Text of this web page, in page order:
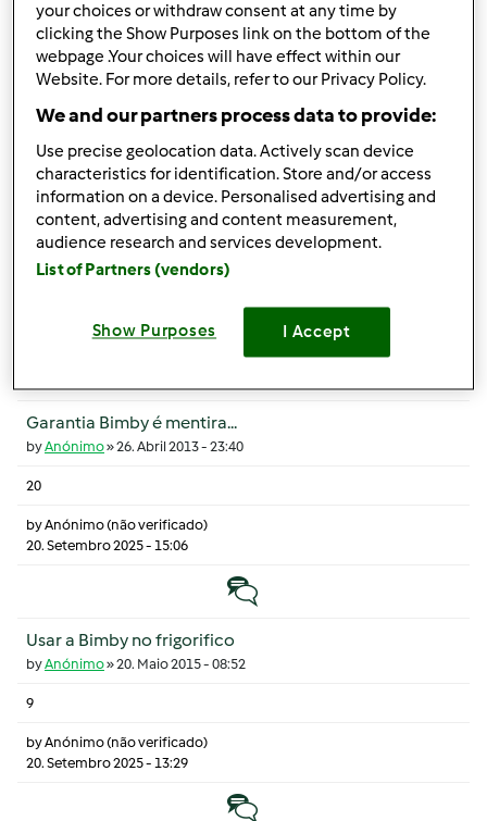
byAnónimo»28. Outubro 2009 - 10:56
by clepsidra (não verificado)
27. Novembro 2025 - 16:50
Tópico normal
congelação e validade
byAnónimo »28. Outubro 2009 - 10:57
27. Novembro 2025 - 16:50
Garantia Bimby é mentira...
byAnónimo»26. Abril 2013 - 23:40
20
byAnónimo (não verificado)
20. Setembro 2025 - 15:06
Tópico normal
Usar a Bimby no frigorifico
byAnónimo»20. Maio 2015 - 08:52
9
byAnónimo (não verificado)
20. Setembro 2025 - 13:29
Tópico normal
your choices or withdraw consent at any time by
clicking the Show Purposes link on the bottom of the
webpage .Your choices will have effect within our
Website. For more details, refer to our Privacy Policy.
We and our partners process data to provide:
Use precise geolocation data. Actively scan device
characteristics for identification. Store and/or access
information on a device. Personalised advertising and
content, advertising and content measurement,
audience research and services development.
List of Partners (vendors)
Show Purposes I Accept